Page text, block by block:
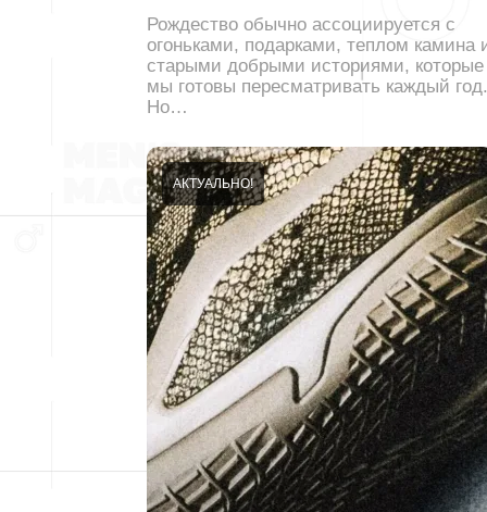
Рождество обычно ассоциируется с
огоньками, подарками, теплом камина
старыми добрыми историями, которые
мы готовы пересматривать каждый год.
Но…
АКТУАЛЬНО!